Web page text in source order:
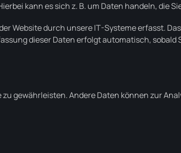
kann es sich z. B. um Daten handeln, die
Website durch unsere IT-Systeme erfasst.
dieser Daten erfolgt automatisch, sobald
gewährleisten. Andere Daten können zur